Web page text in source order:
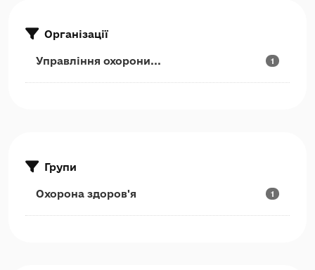
Організації
Управління охорони... 1
Групи
Охорона здоров'я 1